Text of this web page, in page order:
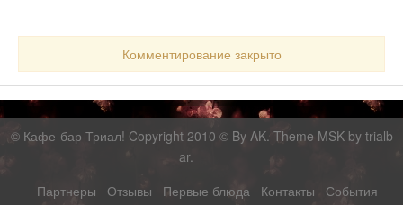
Комментирование закрыто
© Кафе-бар Триал! Copyright 2010 © By AK. Theme MSK by trialb
ar.
Партнеры
Отзывы Первые блюда Контакты
События